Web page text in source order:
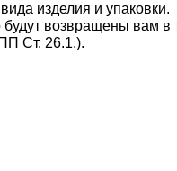
изделия и упаковки.
возвращены вам в
Ст. 26.1.).